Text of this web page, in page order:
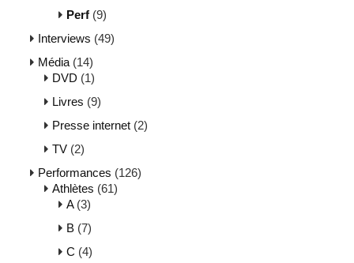
Perf (9)
Interviews (49)
Média (14)
DVD (1)
Livres (9)
Presse internet (2)
TV (2)
Performances (126)
Athlètes (61)
A(3)
B (7)
C (4)